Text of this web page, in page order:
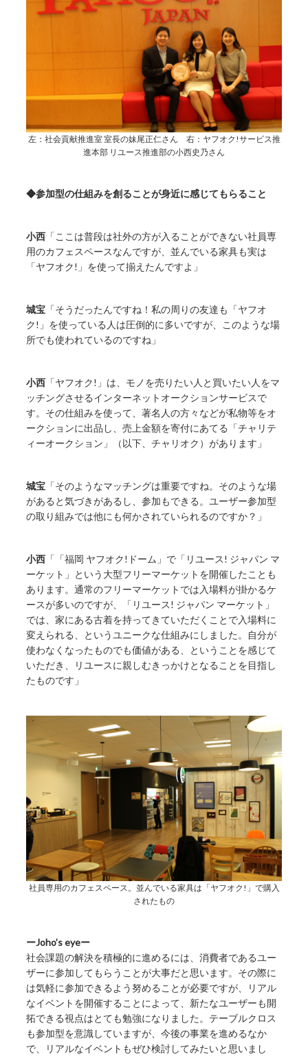
左：社会貢献推進室 室長の妹尾正仁さん 右：ヤフオク!サービス推
進本部 リユース推進部の小西史乃さん
◆参加型の仕組みを創ることが身近に感じてもらること
小西 「ここは普段は社外の方が入ることができない社員専
用のカフェスペースなんですが、並んでいる家具も実は
「ヤフオク!」を使って揃えたんですよ」
城宝 「そうだったんですね！私の周りの友達も「ヤフオ
ク!」を使っている人は圧倒的に多いですが、このような場
所でも使われているのですね」
小西 「ヤフオク!」は、モノを売りたい人と買いたい人をマ
ッチングさせるインターネットオークションサービスで
す。その仕組みを使って、著名人の方々などが私物等をオ
ークションに出品し、売上金額を寄付にあてる「チャリテ
ィーオークション」（以下、チャリオク）があります」
城宝 「そのようなマッチングは重要ですね。そのような場
があると気づきがあるし、参加もできる。ユーザー参加型
の取り組みでは他にも何かされていられるのですか？」
小西 「「福岡 ヤフオク!ドーム」で「リユース! ジャパン マ
ーケット」という大型フリーマーケットを開催したことも
あります。通常のフリーマーケットでは入場料が掛かるケ
ースが多いのですが、「リユース! ジャパン マーケット」
では、家にある古着を持ってきていただくことで入場料に
変えられる、というユニークな仕組みにしました。自分が
使わなくなったものでも価値がある、ということを感じて
いただき、リユースに親しむきっかけとなることを目指し
たものです」
社員専用のカフェスペース。並んでいる家具は「ヤフオク!」で購入
されたもの
ーJoho’s eyeー
社会課題の解決を積極的に進めるには、消費者であるユー
ザーに参加してもらうことが大事だと思います。その際に
は気軽に参加できるよう努めることが必要ですが、リアル
なイベントを開催することによって、新たなユーザーも開
拓できる視点はとても勉強になりました。テーブルクロス
も参加型を意識していますが、今後の事業を進めるなか
で、リアルなイベントもぜひ検討してみたいと思いまし